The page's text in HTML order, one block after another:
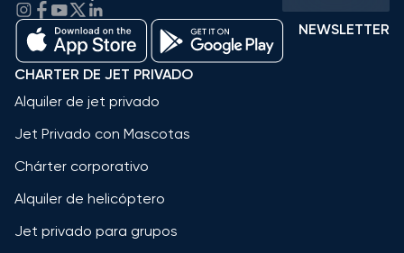
NEWSLETTER
CHARTER DE JET PRIVADO
Alquiler de jet privado
Jet Privado con Mascotas
Chárter corporativo
Alquiler de helicóptero
Jet privado para grupos